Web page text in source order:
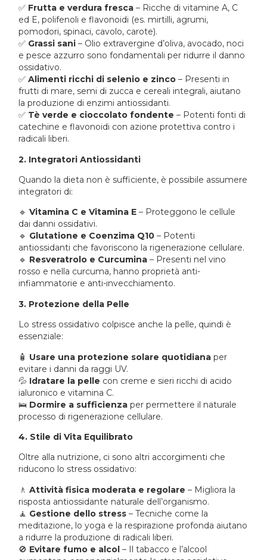
✅ Frutta e verdura fresca – Ricche di vitamine A, C
ed E, polifenoli e flavonoidi (es. mirtilli, agrumi,
pomodori, spinaci, cavolo, carote).
✅ Grassi sani – Olio extravergine d’oliva, avocado, noci
e pesce azzurro sono fondamentali per ridurre il danno
ossidativo.
✅Alimenti ricchi di selenio e zinco – Presenti in
frutti di mare, semi di zucca e cereali integrali, aiutano
la produzione di enzimi antiossidanti.
✅ Tè verde e cioccolato fondente – Potenti fonti di
catechine e flavonoidi con azione protettiva contro i
radicali liberi.
2. Integratori Antiossidanti
Quando la dieta non è sufficiente, è possibile assumere
integratori di:
🔹Vitamina C e Vitamina E – Proteggono le cellule
dai danni ossidativi.
🔹 Glutatione e Coenzima Q10 – Potenti
antiossidanti che favoriscono la rigenerazione cellulare.
🔹 Resveratrolo e Curcumina – Presenti nel vino
rosso e nella curcuma, hanno proprietà anti-
infiammatorie e anti-invecchiamento.
3. Protezione della Pelle
Lo stress ossidativo colpisce anche la pelle, quindi è
essenziale:
🧴 Usare una protezione solare quotidiana per
evitare i danni da raggi UV.
💦 Idratare la pelle con creme e sieri ricchi di acido
ialuronico e vitamina C.
🛌 Dormire a sufficienza per permettere il naturale
processo di rigenerazione cellulare.
4. Stile di Vita Equilibrato
Oltre alla nutrizione, ci sono altri accorgimenti che
riducono lo stress ossidativo:
🚶Attività fisica moderata e regolare – Migliora la
risposta antiossidante naturale dell’organismo.
🧘 Gestione dello stress – Tecniche come la
meditazione, lo yoga e la respirazione profonda aiutano
a ridurre la produzione di radicali liberi.
🚫 Evitare fumo e alcol – Il tabacco e l’alcool